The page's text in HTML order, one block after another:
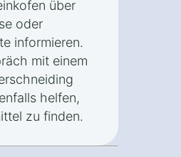
über
oder
informieren.
mit einem
helfen,
zu finden.